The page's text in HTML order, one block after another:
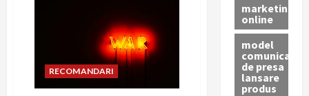
de
telemedicină
RECOMANDARI
marketing
online
model
comunicat
de presa
lansare
produs